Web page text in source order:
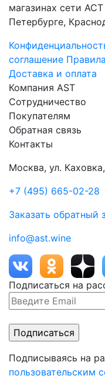
магазинах сети
Петербурге,
соглашение
Доставка и оплата
Компания AST
Сотрудничество
Покупателям
Обратная связь
Контакты
Москва, ул.
+7 (495) 665-02-28
Заказать обратный
info@ast.wine
Подписаться на
Подписываясь на
пользовательским